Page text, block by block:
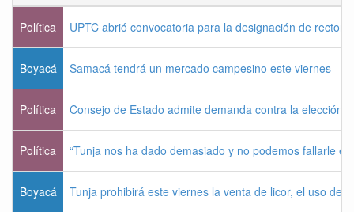
Política UPTC abrió convocatoria para la designación de rector
Boyacá Samacá tendrá un mercado campesino este viernes
Política Consejo de Estado admite demanda contra la elección
Política “Tunja nos ha dado demasiado y no podemos fallarle
Boyacá Tunja prohibirá este viernes la venta de licor, el uso de